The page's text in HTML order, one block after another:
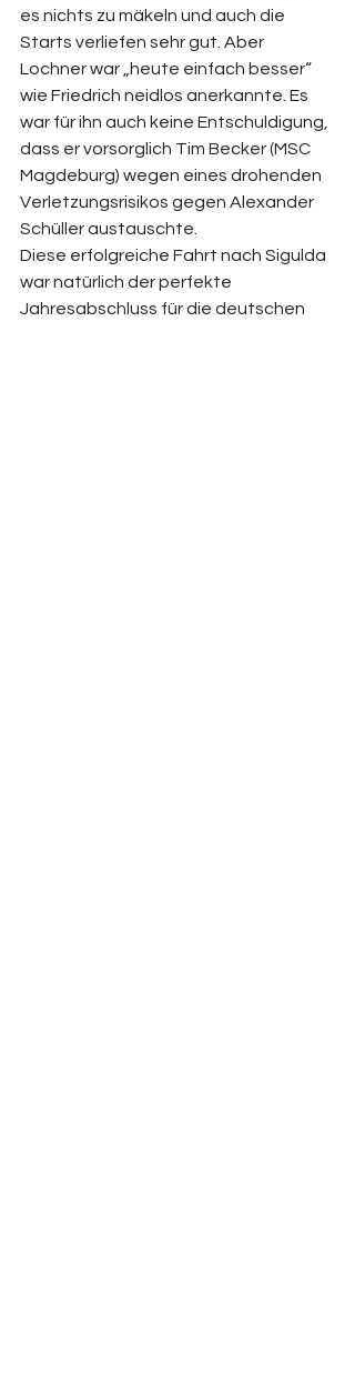
es nichts zu mäkeln und auch die
Starts verliefen sehr gut. Aber
Lochner war „heute einfach besser“
wie Friedrich neidlos anerkannte. Es
war für ihn auch keine Entschuldigung,
dass er vorsorglich Tim Becker (MSC
Magdeburg) wegen eines drohenden
Verletzungsrisikos gegen Alexander
Schüller austauschte.
Diese erfolgreiche Fahrt nach Sigulda
war natürlich der perfekte
Jahresabschluss für die deutschen